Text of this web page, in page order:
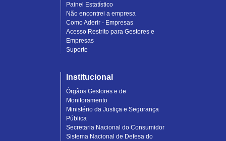
Painel Estatístico
Não encontrei a empresa
Como Aderir - Empresas
Acesso Restrito para Gestores e
Empresas
Suporte
Institucional
Órgãos Gestores e de
Monitoramento
Ministério da Justiça e Segurança
Pública
Secretaria Nacional do Consumidor
Sistema Nacional de Defesa do